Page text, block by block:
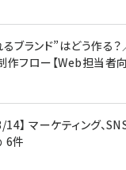
ブランド”はどう作る
フロー【Web担当者
】 マーケティング、
6件